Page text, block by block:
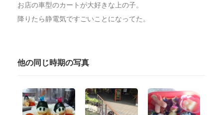
お店の車型のカートが大好きな上の子。
降りたら静電気ですごいことになってた。
他の同じ時期の写真